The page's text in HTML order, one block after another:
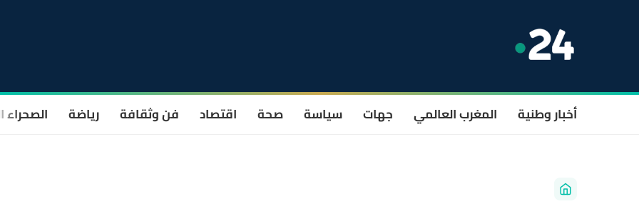
أخبار وطنية المغرب العالمي جهات سياسة صحة اقتصاد فن وثقافة رياضة الصحراء